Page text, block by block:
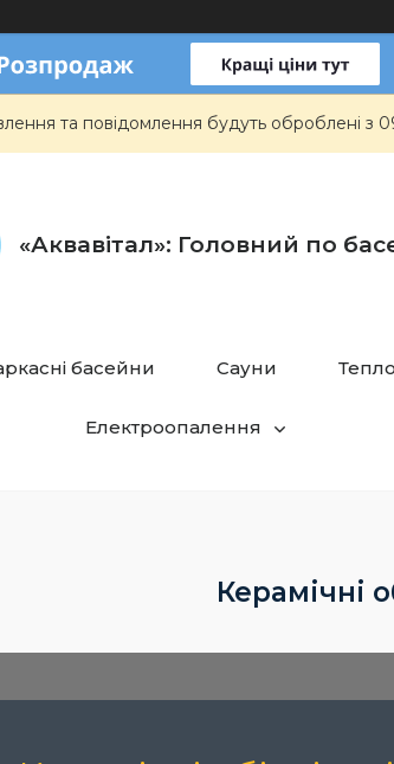
та повідомлення будуть оброблені з
«Аквавітал»: Головний по
басейни Сауни
Електроопалення
Керамічні